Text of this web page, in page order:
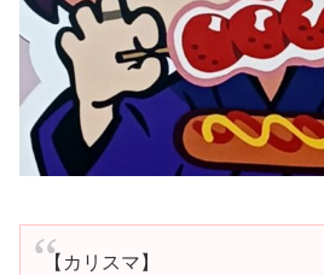
【カリスマ】